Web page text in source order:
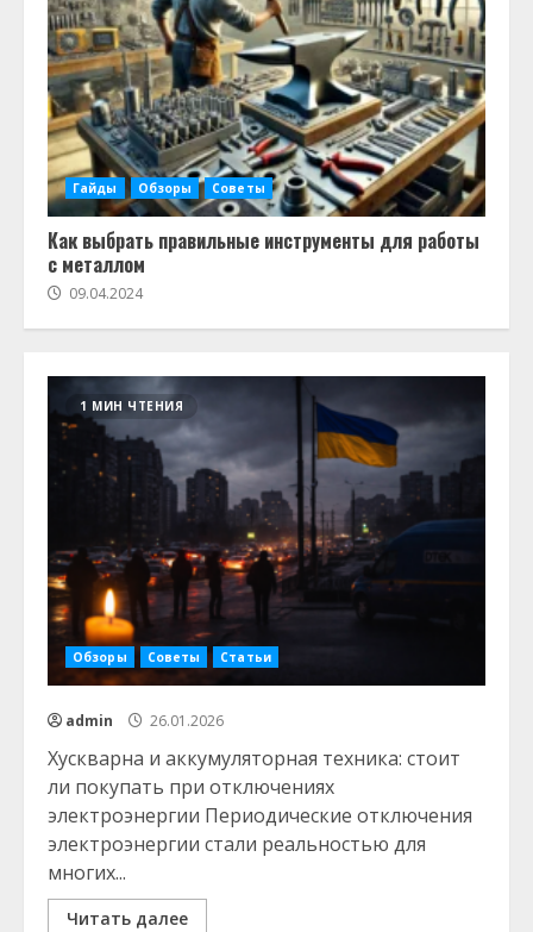
Гайды Обзоры Советы
Как выбрать правильные инструменты для работы
с металлом
09.04.2024
1 МИН ЧТЕНИЯ
Обзоры Советы Статьи
admin 26.01.2026
Хускварна и аккумуляторная техника: стоит
ли покупать при отключениях
электроэнергии Периодические отключения
электроэнергии стали реальностью для
многих...
Читать далее